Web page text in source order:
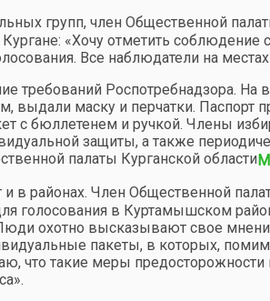
групп, член Общественной
«Хочу отметить соблюдение
Все наблюдатели на
требований Роспотребнадзора. На
выдали маску и перчатки. Паспорт
с бюллетенем и ручкой. Члены
защиты, а также
палаты Курганской области
в районах. Член Общественной
голосования в Куртамышском
охотно высказывают свое
пакеты, в которых,
что такие меры